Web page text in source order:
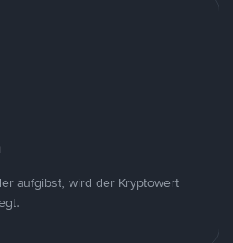
aufgibst, wird der Kryptowert